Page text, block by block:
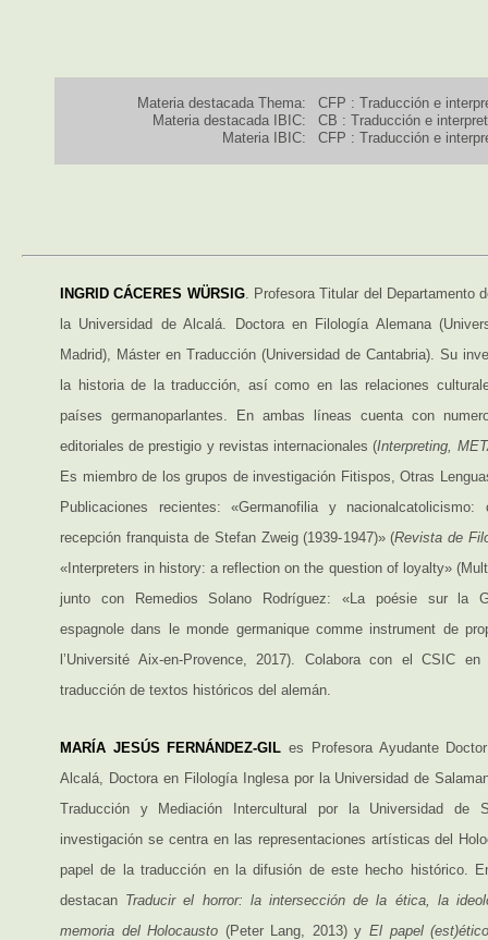
Materia destacada Thema:
CFP : Traducción e
Materia destacada IBIC:
CB : Traducción e
Materia IBIC:
CFP : Traducción e
INGRID CÁCERES WÜRSIG. Profesora Titular del Departamento
la Universidad de Alcalá. Doctora en Filología Alemana
Madrid), Máster en Traducción (Universidad de Cantabria). Su
la historia de la traducción, así como en las relaciones
países germanoparlantes. En ambas líneas cuenta con
editoriales de prestigio y revistas internacionales (Interpreting,
Es miembro de los grupos de investigación Fitispos, Otras
Publicaciones recientes: «Germanofilia y
recepción franquista de Stefan Zweig (1939-1947)» (Revista de
«Interpreters in history: a reflection on the question of loyalty»
junto con Remedios Solano Rodríguez: «La poésie sur la
espagnole dans le monde germanique comme instrument de
l’Université Aix-en-Provence, 2017). Colabora con el CSIC
traducción de textos históricos del alemán.
MARÍA JESÚS FERNÁNDEZ-GIL es Profesora Ayudante
Alcalá, Doctora en Filología Inglesa por la Universidad de
Traducción y Mediación Intercultural por la Universidad de
investigación se centra en las representaciones artísticas del
papel de la traducción en la difusión de este hecho histórico.
destacan Traducir el horror: la intersección de la ética, la
memoria del Holocausto (Peter Lang, 2013) yEl papel